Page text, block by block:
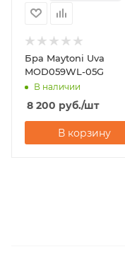
Бра Maytoni Uva
MOD059WL-05G
В наличии
8 200 руб./шт
В корзину